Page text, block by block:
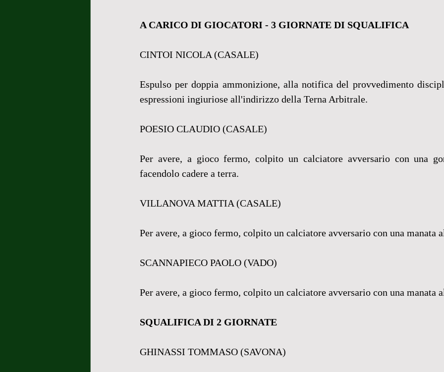
A CARICO DI GIOCATORI - 3 GIORNATE DI SQUALIFICA
CINTOI NICOLA (CASALE)
Espulso per doppia ammonizione, alla notifica del provvedimento
espressioni ingiuriose all'indirizzo della Terna Arbitrale.
POESIO CLAUDIO (CASALE)
Per avere, a gioco fermo, colpito un calciatore avversario con una
facendolo cadere a terra.
VILLANOVA MATTIA (CASALE)
Per avere, a gioco fermo, colpito un calciatore avversario con una manata
SCANNAPIECO PAOLO (VADO)
Per avere, a gioco fermo, colpito un calciatore avversario con una manata
SQUALIFICA DI 2 GIORNATE
GHINASSI TOMMASO (SAVONA)